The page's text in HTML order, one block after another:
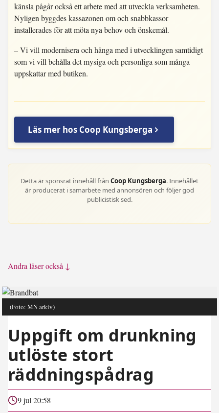
känsla pågår också ett arbete med att utveckla verksamheten.
Nyligen byggdes kassazonen om och snabbkassor
installerades för att möta nya behov och önskemål.
– Vi vill modernisera och hänga med i utvecklingen samtidigt
som vi vill behålla det mysiga och personliga som många
uppskattar med butiken.
Läs mer hos Coop Kungsberga
Detta är sponsrat innehåll från Coop Kungsberga. Innehållet
är producerat i samarbete med annonsören och följer god
publicistisk sed.
Andra läser också ↓
(Foto: MN arkiv)
Uppgift om drunkning
utlöste stort
räddningspådrag
9 jul 20:58